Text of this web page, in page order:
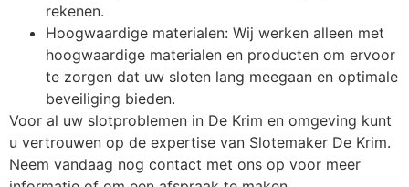
rekenen.
Hoogwaardige materialen: Wij werken alleen met
hoogwaardige materialen en producten om ervoor
te zorgen dat uw sloten lang meegaan en optimale
beveiliging bieden.
Voor al uw slotproblemen in De Krim en omgeving kunt
u vertrouwen op de expertise van Slotemaker De Krim.
Neem vandaag nog contact met ons op voor meer